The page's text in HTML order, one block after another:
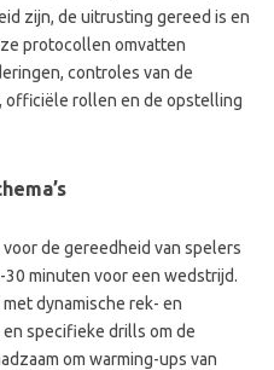
zijn, de uitrusting gereed is en
protocollen omvatten
controles van de
officiële rollen en de opstelling
de gereedheid van spelers
minuten voor een wedstrijd.
dynamische rek- en
specifieke drills om de
om warming-ups van